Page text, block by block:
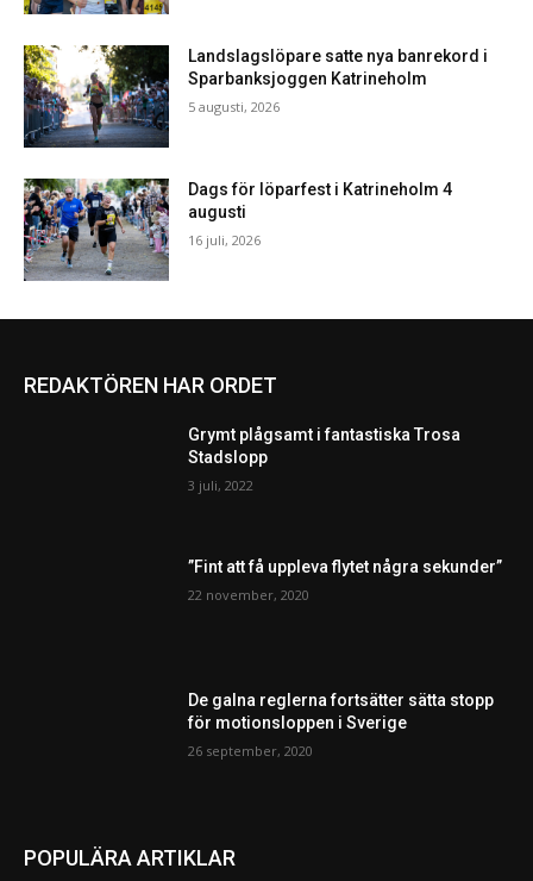
Landslagslöpare satte nya banrekord i
Sparbanksjoggen Katrineholm
5 augusti, 2026
Dags för löparfest i Katrineholm 4
augusti
16 juli, 2026
REDAKTÖREN HAR ORDET
Grymt plågsamt i fantastiska Trosa
Stadslopp
3 juli, 2022
”Fint att få uppleva flytet några sekunder”
22 november, 2020
De galna reglerna fortsätter sätta stopp
för motionsloppen i Sverige
26 september, 2020
POPULÄRA ARTIKLAR